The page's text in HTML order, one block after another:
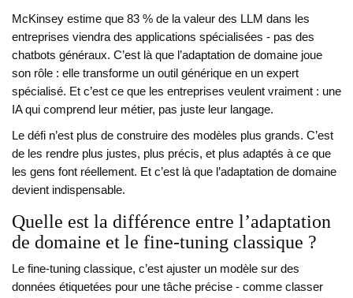
McKinsey estime que 83 % de la valeur des LLM dans les
entreprises viendra des applications spécialisées - pas des
chatbots généraux. C’est là que l’adaptation de domaine joue
son rôle : elle transforme un outil générique en un expert
spécialisé. Et c’est ce que les entreprises veulent vraiment : une
IA qui comprend leur métier, pas juste leur langage.
Le défi n’est plus de construire des modèles plus grands. C’est
de les rendre plus justes, plus précis, et plus adaptés à ce que
les gens font réellement. Et c’est là que l’adaptation de domaine
devient indispensable.
Quelle est la différence entre l’adaptation
de domaine et le fine-tuning classique ?
Le fine-tuning classique, c’est ajuster un modèle sur des
données étiquetées pour une tâche précise - comme classer